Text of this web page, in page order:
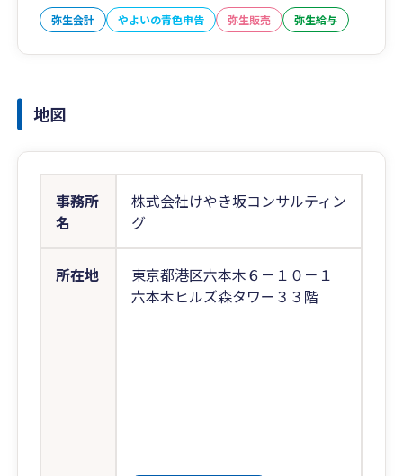
弥生会計 やよいの青色申告 弥生販売 弥生給与
地図
事務所
名
株式会社けやき坂コンサルティン
グ
所在地
東京都港区六本木６－１０－１
六本木ヒルズ森タワー３３階